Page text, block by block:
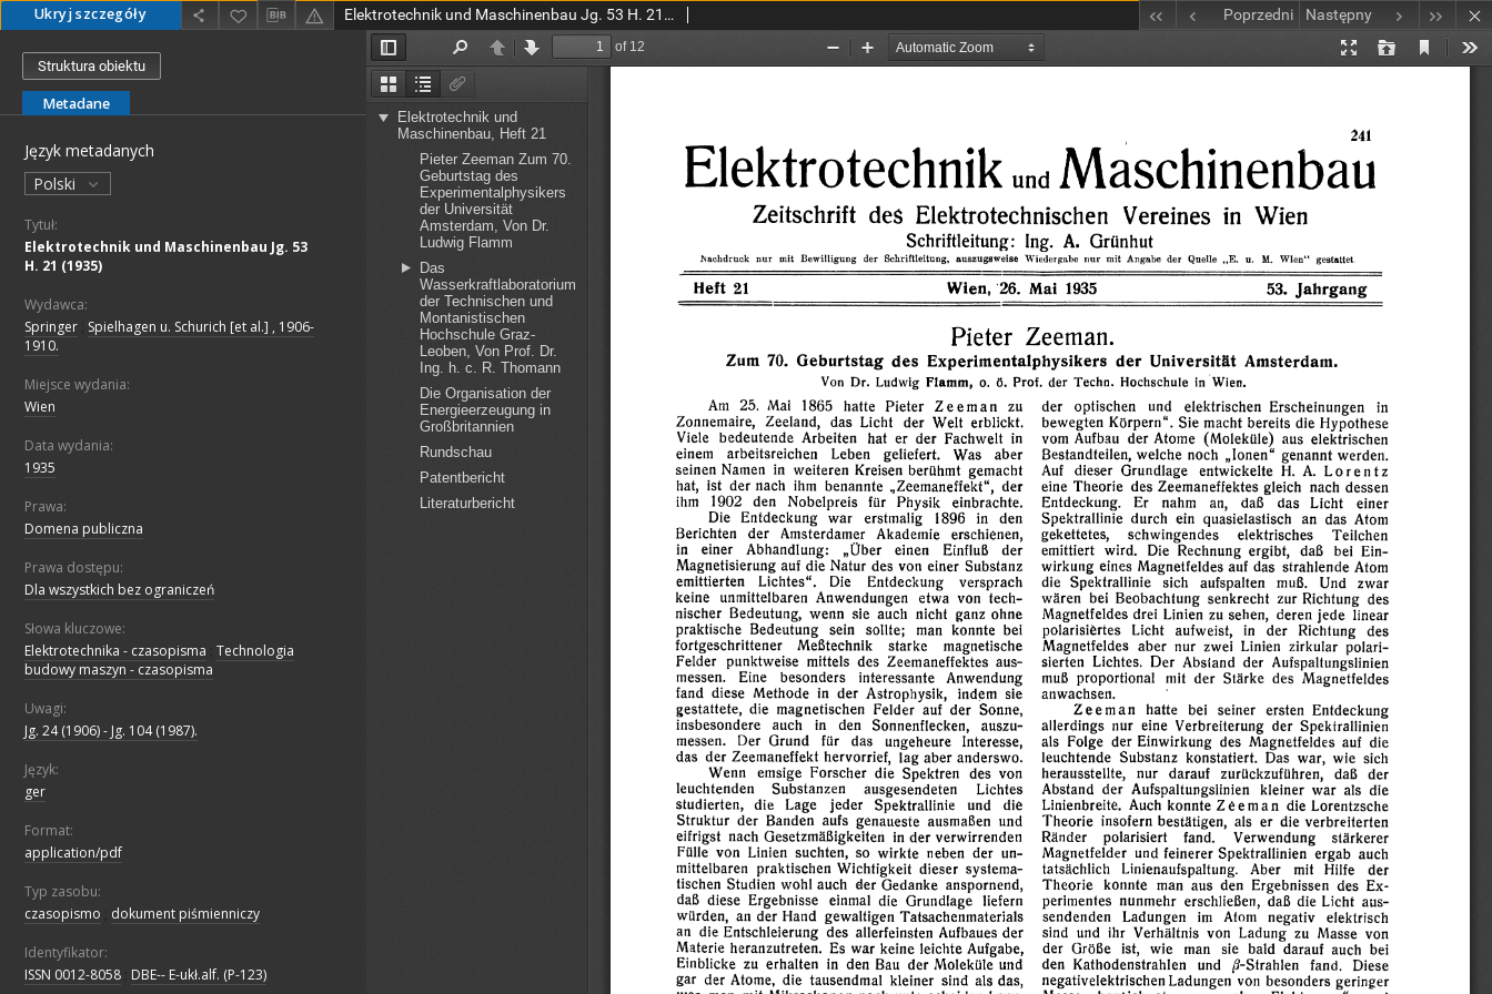
Ukryj szczegóły Elektrotechnik und Maschinenbau Jg. 53 H. 21 (1935) Poprzedni Następny
Struktura obiektu
Metadane
Język metadanych
Polski
Tytuł:
Elektrotechnik und Maschinenbau Jg. 53
H. 21 (1935)
Wydawca:
Springer Spielhagen u. Schurich [et al.] , 1906-
1910.
Miejsce wydania:
Wien
Data wydania:
1935
Prawa:
Domena publiczna
Prawa dostępu:
Dla wszystkich bez ograniczeń
Słowa kluczowe:
Elektrotechnika - czasopisma Technologia
budowy maszyn - czasopisma
Uwagi:
Jg. 24 (1906) - Jg. 104 (1987).
Język:
ger
Format:
application/pdf
Typ zasobu:
czasopismo
dokument piśmienniczy
Identyfikator:
ISSN 0012-8058 DBE-- E-ukł.alf. (P-123)